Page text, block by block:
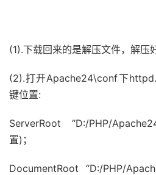
(1).下载回来的是解压文件，解压
(2).打开Apache24\conf下
键位置:
ServerRoot “D:/PHP/
置)；
DocumentRoot “D:/PHP/